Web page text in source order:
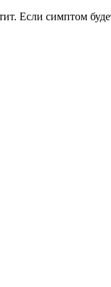
Если симптом